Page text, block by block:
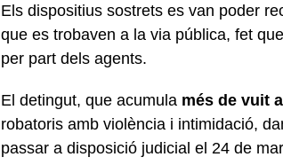
Els dispositius sostrets es van poder
que es trobaven a la via pública, fet
per part dels agents.
El detingut, que acumula més de vuit
robatoris amb violència i intimidació,
passar a disposició judicial el 24 de